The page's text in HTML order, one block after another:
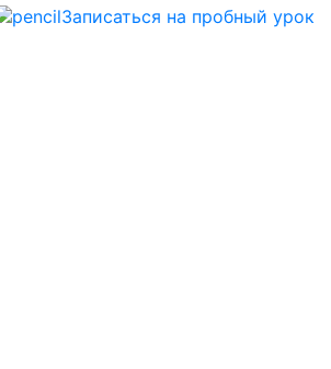
Записаться на пробный урок